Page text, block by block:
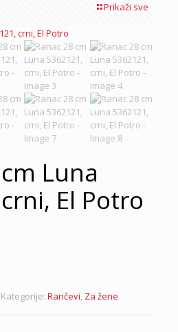
Prikaži sve
Luna
El Potro
Kategorije: Rančevi, Za žene